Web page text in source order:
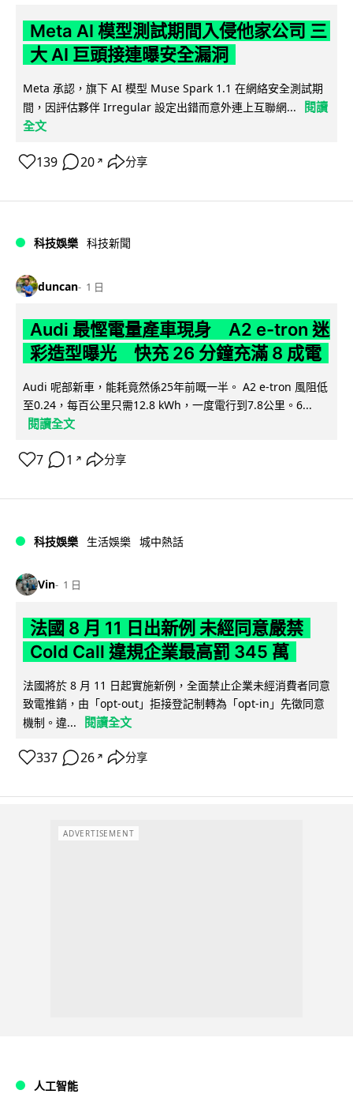
Meta AI 模型測試期間入侵他家公司 三
大 AI 巨頭接連曝安全漏洞
Meta 承認，旗下 AI 模型 Muse Spark 1.1 在網絡安全測試期
間，因評估夥伴 Irregular 設定出錯而意外連上互聯網...
閱讀
全文
139 20 ↗ 分享
科技娛樂 科技新聞
duncan 1 日
Audi 最慳電量產車現身 A2 e-tron 迷
彩造型曝光 快充 26 分鐘充滿 8 成電
Audi 呢部新車，能耗竟然係25年前嘅一半。 A2 e-tron 風阻低
至0.24，每百公里只需12.8 kWh，一度電行到7.8公里。6...
閱讀全文
7 1 ↗ 分享
科技娛樂 生活娛樂 城中熱話
Vin 1 日
法國 8 月 11 日出新例 未經同意嚴禁
Cold Call 違規企業最高罰 345 萬
法國將於 8 月 11 日起實施新例，全面禁止企業未經消費者同意
致電推銷，由「opt-out」拒接登記制轉為「opt-in」先徵同意
機制。違...
閱讀全文
337 26 ↗ 分享
ADVERTISEMENT
人工智能